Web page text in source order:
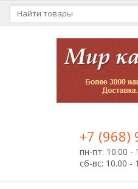
+7 (968)
пн-пт: 10.00 -
сб-вс: 10.00 -